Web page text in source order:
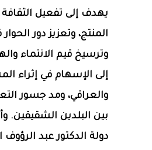
يهدف إلى تفعيل الثقافة
المنتج، وتعزيز دور
وترسيخ قيم الانتماء
إلى الإسهام في إثراء
والعراقي، ومد جسور
بين البلدين
دولة الدكتور عبد الرؤوف